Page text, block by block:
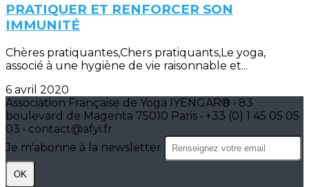
PRATIQUER ET RENFORCER SON
IMMUNITÉ
Chères pratiquantes,Chers pratiquants,Le yoga,
associé à une hygiène de vie raisonnable et...
6 avril 2020
Association Française de Yoga IYENGAR® • 83
boulevard de Magenta 75010 Paris • +33 (0) 1 45 05 05
03 • contact@afyi.fr
Je m'abonne à la newsletter
OK